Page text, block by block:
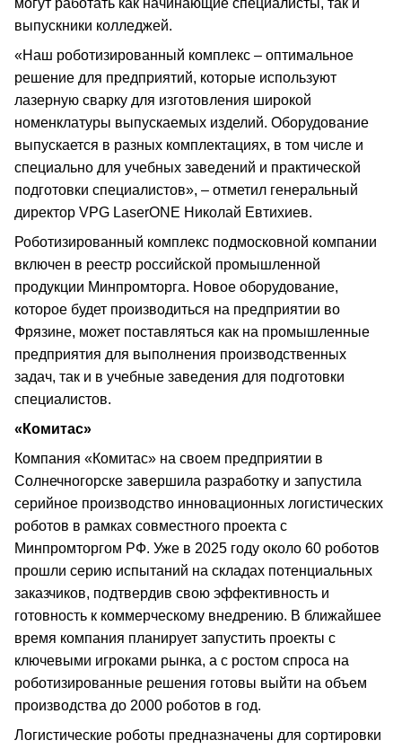
могут работать как начинающие специалисты, так и
выпускники колледжей.
«Наш роботизированный комплекс – оптимальное
решение для предприятий, которые используют
лазерную сварку для изготовления широкой
номенклатуры выпускаемых изделий. Оборудование
выпускается в разных комплектациях, в том числе и
специально для учебных заведений и практической
подготовки специалистов», – отметил генеральный
директор VPG LaserONE Николай Евтихиев.
Роботизированный комплекс подмосковной компании
включен в реестр российской промышленной
продукции Минпромторга. Новое оборудование,
которое будет производиться на предприятии во
Фрязине, может поставляться как на промышленные
предприятия для выполнения производственных
задач, так и в учебные заведения для подготовки
специалистов.
«Комитас»
Компания «Комитас» на своем предприятии в
Солнечногорске завершила разработку и запустила
серийное производство инновационных логистических
роботов в рамках совместного проекта с
Минпромторгом РФ. Уже в 2025 году около 60 роботов
прошли серию испытаний на складах потенциальных
заказчиков, подтвердив свою эффективность и
готовность к коммерческому внедрению. В ближайшее
время компания планирует запустить проекты с
ключевыми игроками рынка, а с ростом спроса на
роботизированные решения готовы выйти на объем
производства до 2000 роботов в год.
Логистические роботы предназначены для сортировки